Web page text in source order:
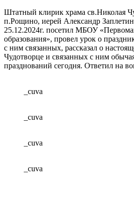
Штатный клирик храма св.Николая
п.Рощино, иерей Александр
25.12.2024г. посетил МБОУ
образования», провел урок о
с ним связанных, рассказал о
Чудотворце и связанных с ним
празднований сегодня. Ответил на
_cuva
_cuva
_cuva
_cuva